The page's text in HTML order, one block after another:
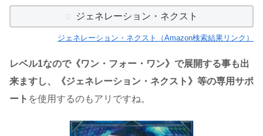
ジェネレーション・ネクスト
ジェネレーション・ネクスト（Amazon検索結果リンク）
レベル1なので《ワン・フォー・ワン》で展開する事も出
来ますし、《ジェネレーション・ネクスト》等の専用サポ
ート を使用するのもアリですね。